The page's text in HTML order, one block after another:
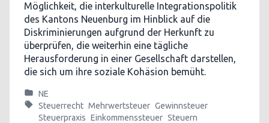
Möglichkeit, die interkulturelle Integrationspolitik
des Kantons Neuenburg im Hinblick auf die
Diskriminierungen aufgrund der Herkunft zu
überprüfen, die weiterhin eine tägliche
Herausforderung in einer Gesellschaft darstellen,
die sich um ihre soziale Kohäsion bemüht.
NE
Steuerrecht Mehrwertsteuer Gewinnsteuer
Steuerpraxis Einkommenssteuer Steuern